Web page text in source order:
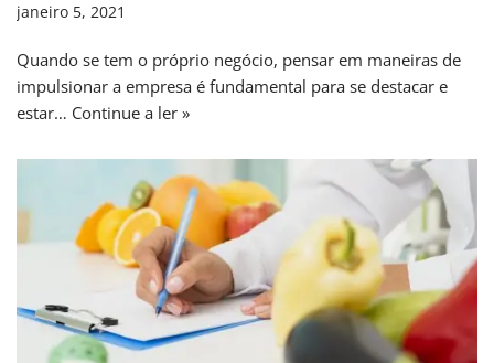
janeiro 5, 2021
Quando se tem o próprio negócio, pensar em maneiras de
impulsionar a empresa é fundamental para se destacar e
estar… Continue a ler »